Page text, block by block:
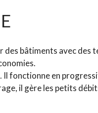
bâtiments avec des
fonctionne en
il gère les petits